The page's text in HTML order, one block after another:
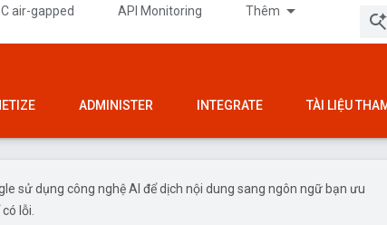
air-gapped API Monitoring Thêm
ADMINISTER INTEGRATE TÀI LIỆU
sử dụng công nghệ AI để dịch nội dung sang ngôn ngữ bạn ưu
lỗi.